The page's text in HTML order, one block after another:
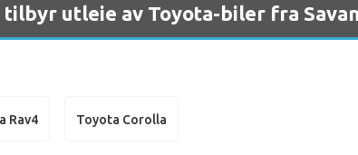
utleie av Toyota-biler fra
Rav4 Toyota Corolla